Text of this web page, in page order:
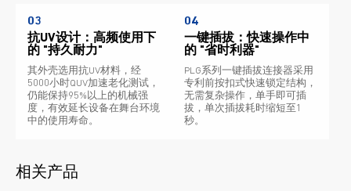
03
抗UV设计：高频使用下
的 "持久耐力"
其外壳选用抗UV材料，经
5000小时QUV加速老化测试，
仍能保持95%以上的机械强
度，有效延长设备在舞台环境
中的使用寿命。
04
一键插拔：快速操作中
的 "省时利器"
PLG系列一键插拔连接器采用
专利前按扣式快速锁定结构，
无需复杂操作，单手即可插
拔，单次插拔耗时缩短至1
秒。
相关产品